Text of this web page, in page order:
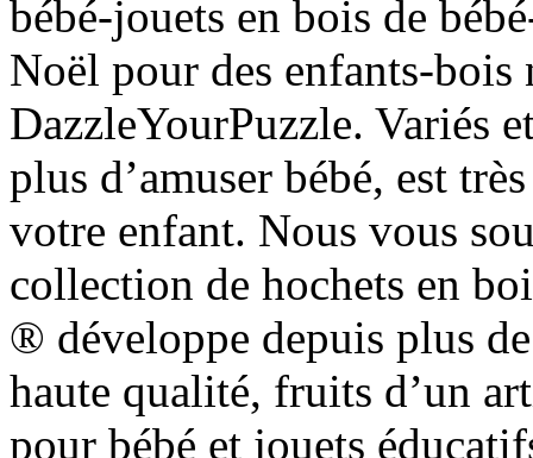
bébé-jouets en bois de
Noël pour des enfants-
DazzleYourPuzzle. Variés
plus d’amuser bébé, est
votre enfant. Nous vous
collection de hochets en
® développe depuis plus
haute qualité, fruits d’un
pour bébé et jouets